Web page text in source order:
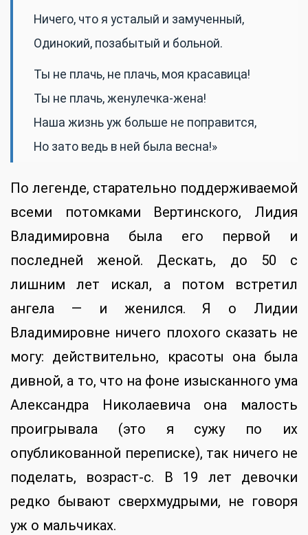
Ничего, что я усталый и замученный,
Одинокий, позабытый и больной.
Ты не плачь, не плачь, моя красавица!
Ты не плачь, женулечка-жена!
Наша жизнь уж больше не поправится,
Но зато ведь в ней была весна!»
По легенде, старательно поддерживаемой
всеми потомками Вертинского, Лидия
Владимировна была его первой и
последней женой. Дескать, до 50 с
лишним лет искал, а потом встретил
ангела — и женился. Я о Лидии
Владимировне ничего плохого сказать не
могу: действительно, красоты она была
дивной, а то, что на фоне изысканного ума
Александра Николаевича она малость
проигрывала (это я сужу по их
опубликованной переписке), так ничего не
поделать, возраст-с. В 19 лет девочки
редко бывают сверхмудрыми, не говоря
уж о мальчиках.